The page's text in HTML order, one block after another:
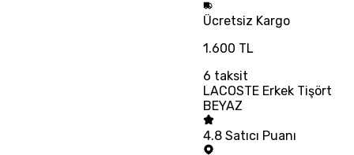
Ücretsiz Kargo
1.600 TL
6 taksit
LACOSTE Erkek Tişört
BEYAZ
4.8 Satıcı Puanı